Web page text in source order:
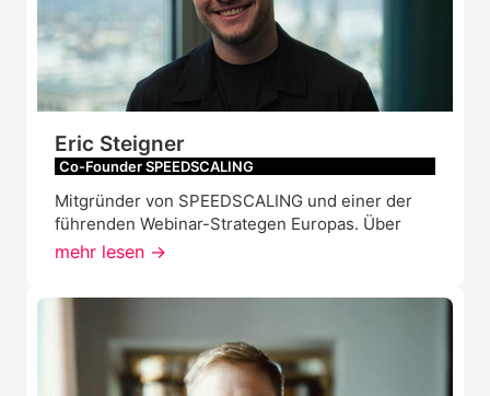
Eric Steigner
Co-Founder SPEEDSCALING
Mitgründer von SPEEDSCALING und einer der
führenden Webinar-Strategen Europas. Über
mehr lesen ->